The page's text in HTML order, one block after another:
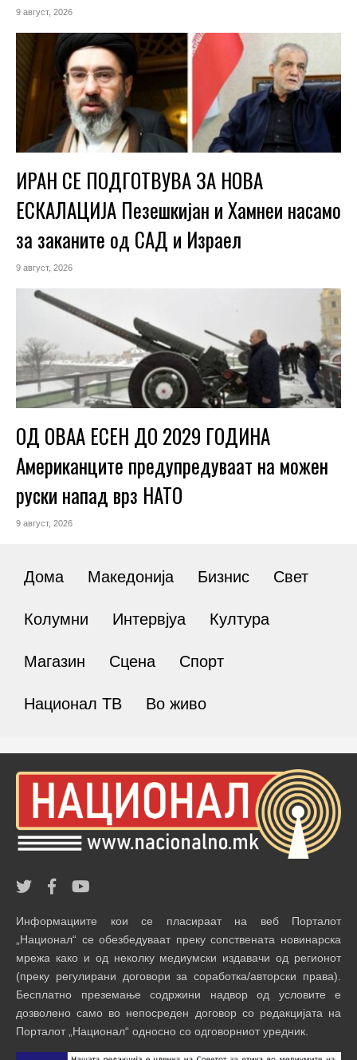
9 август, 2026
ИРАН СЕ ПОДГОТВУВА ЗА НОВА
ЕСКАЛАЦИЈА Пезешкијан и Хамнеи насамо
за заканите од САД и Израел
9 август, 2026
ОД ОВАА ЕСЕН ДО 2029 ГОДИНА
Американците предупредуваат на можен
руски напад врз НАТО
9 август, 2026
Дома Македонија Бизнис Свет
Колумни Интервјуа Култура
Магазин Сцена Спорт
Национал ТВ Во живо
Информациите кои се пласираат на веб Порталот
„Национал“ се обезбедуваат преку сопствената новинарска
мрежа како и од неколку медиумски издавачи од регионот
(преку регулирани договори за соработка/авторски права).
Бесплатно преземање содржини надвор од условите е
дозволено само во непосреден договор со редакцијата на
Порталот „Национал“ односно со одговорниот уредник.